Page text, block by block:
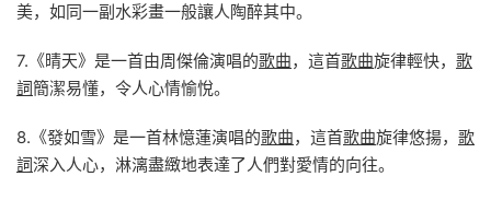
美，如同一副水彩畫一般讓人陶醉其中。
7.《晴天》是一首由周傑倫演唱的歌曲，這首歌曲旋律輕快， 歌
詞簡潔易懂，令人心情愉悅。
8.《發如雪》是一首林憶蓮演唱的歌曲，這首歌曲旋律悠揚， 歌
詞深入人心，淋漓盡緻地表達了人們對愛情的向往。